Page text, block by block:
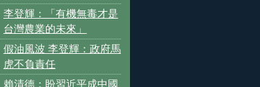
李登輝：「有機無毒才是
台灣農業的未來」
假油風波 李登輝：政府馬
虎不負責任
賴清德：盼習近平成中國